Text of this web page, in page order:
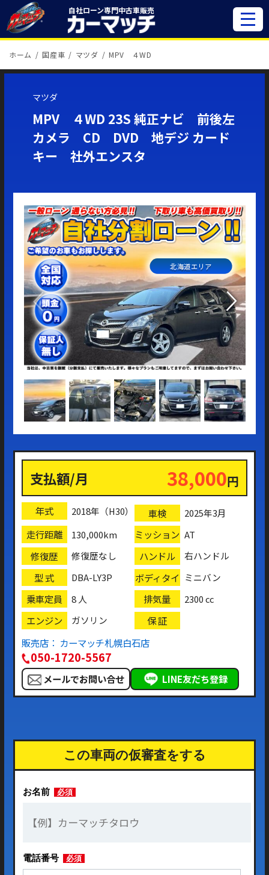
自社ローン専門中古車販売
ホーム 国産車 マツダ MPV ４WD
マツダ
MPV ４WD 23S 純正ナビ 前後左
カメラ CD DVD 地デジ カード
キー 社外エンスタ
北海道エリア
支払額/月 38,000円
年式 2018年（H30） 車検 2025年3月
走行距離 130,000km ミッション AT
修復歴 修復歴なし ハンドル 右ハンドル
型 式 DBA-LY3P
ボディタイ
プ
ミニバン
乗車定員 8 人 排気量 2300 cc
エンジン ガソリン
保 証
販売店： カーマッチ札幌白石店
050-1720-5567
メールでお問い合せ LINE友だち登録
この車両の仮審査をする
お名前 必須
電話番号 必須